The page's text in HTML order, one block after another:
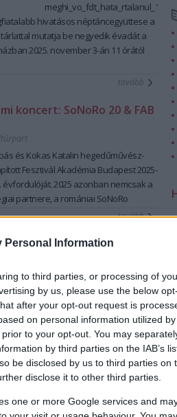
Personal Information
to third parties, or processing of
by us, please use the below
after your opt-out request is
on personal information utilized
to your opt-out. You may
by third parties on the IAB’s
be disclosed by us to third parties on
disclose it to other third parties.
one or more Google services and
meghi_vo_fdt_hata_rtalanul_1.jpg
hivatásos néptáncegyüttese a
mutatja be negyedik évadáta
2025. november 3-án 11 órától
különleges fotóin keresztül
a
jelmezeiből is láthatnak pár izgalmas
már megszokhattuk, a társulat tagjai
is színesítik az eseményt.
a Határtalanul kiállítás mottója is
Sándor Előhangcímű verséből
tartrepertoáron minden korosztályt
évadban 7 új előadást mutattak be,
van fókuszban. ABernarda
születik újjá, aTaven
szerencsések!ésTántorgók – a hazát
továbbra is a társulat legnépszerűbb
küldetése a tehetséggondozás , három
tovább
koncert: SoNoRo 20 & FAB
és Kokas Katalin hegedűművész-
Fesztivál Akadémia Budapest 2025-
évfordulóját. 2025 azonban nemcsak a
partnere, a romániai SoNoRo
hiszen a Razvan Popovicitovább
az improvizáció népi fúvós
zeneszerzéssel is foglalkozik.
egyedi dallamformálása és ötletes
számára jelentenek kapcsolódási
műsorában életútja fontos és
mutatja be -- a teljesség igénye
tovább
a Depeche Mode